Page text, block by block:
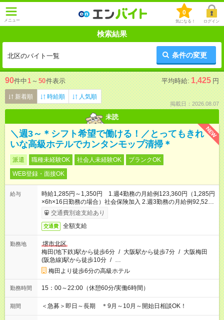
メニュー
0
気になる！ ログイン
検索結果
北区のバイト一覧 条件の変更
90件中1 ～ 50件表示 平均時給: 1,425 円
新着順 時給順 人気順
掲載日：2026.08.07
未読
NEW
＼週3～＊シフト希望で働ける！／とってもきれ
いな高級ホテルでカンタンモップ清掃＊
派遣 職種未経験OK 社会人未経験OK
ブランクOK
WEB登録・面接OK
給与
時給1,285円～1,350円 1.週4勤務の月給例123,360円（1,285円
×6h×16日勤務の場合）社会保険加入 2.週3勤務の月給例92,520
円（1,285円×6h×12日の場合）扶養内
交通費別途支給あり
交通費 全額支給
勤務地
堺市北区
梅田(地下鉄)駅から徒歩6分 / 大阪駅から徒歩7分 / 大阪梅田
(阪急線)駅から徒歩10分 / …
梅田より徒歩6分の高級ホテル
勤務時間 15：00～22:00（休憩60分/実働6時間）
期間 ＜急募＞即日～長期 ＊9月～10月～開始日相談OK！